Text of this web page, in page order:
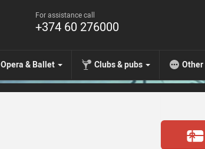
For assistance call
+374 60 276000
Opera & Ballet Clubs & pubs Other